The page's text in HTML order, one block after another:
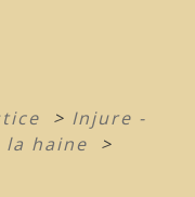
> Injure -
haine
>